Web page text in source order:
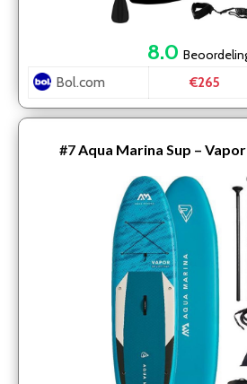
8.0
Bol.com €265
#7Aqua Marina Sup – Vapor
Opblaasbare sup board –
Suppen –